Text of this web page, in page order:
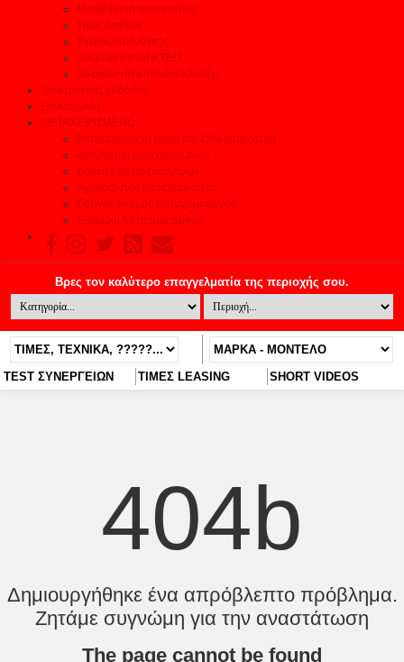
Μεταβίβαση αυτοκινήτου
Τιμές Διοδίων
Τηλέφωνα Ανάγκης
Δικαιολογητικά ΚΤΕΟ
Δικαιολογητικά Ανακύκλωσης
Ηλεκτρονικές εκδόσεις
Επικοινωνία
ΜΕΤΑΧΕΙΡΙΣΜΕΝΟ
Μεταχειρισμένα μέχρι και 35% φτηνότερα
Αναζήτηση μεταχειρισμένου
Δοκιμές Μεταχειρισμένων
Αγοράζοντας Μεταχειρισμένο
Οδηγός Αγοράς Μεταχειρισμένου
Έμποροι Μεταχειρισμένων
TEST ΣΥΝΕΡΓΕΙΩΝ ΤΙΜΕΣ LEASING SHORT VIDEOS
404b
Δημιουργήθηκε ένα απρόβλεπτο πρόβλημα.
Ζητάμε συγνώμη για την αναστάτωση
The page cannot be found